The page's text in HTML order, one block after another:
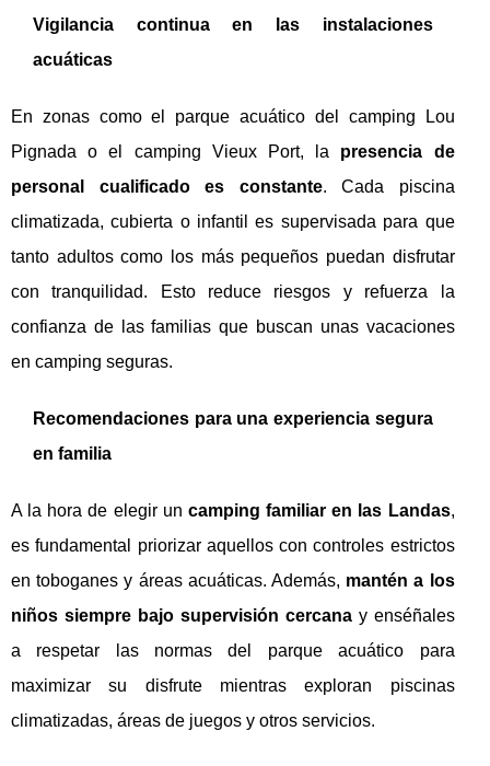
Vigilancia continua en las instalaciones
acuáticas
En zonas como el parque acuático del camping Lou
Pignada o el camping Vieux Port, la presencia de
personal cualificado es constante. Cada piscina
climatizada, cubierta o infantil es supervisada para que
tanto adultos como los más pequeños puedan disfrutar
con tranquilidad. Esto reduce riesgos y refuerza la
confianza de las familias que buscan unas vacaciones
en camping seguras.
Recomendaciones para una experiencia segura
en familia
A la hora de elegir un camping familiar en las Landas,
es fundamental priorizar aquellos con controles estrictos
en toboganes y áreas acuáticas. Además, mantén a los
niños siempre bajo supervisión cercanay enséñales
a respetar las normas del parque acuático para
maximizar su disfrute mientras exploran piscinas
climatizadas, áreas de juegos y otros servicios.